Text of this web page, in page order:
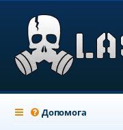
Допомога